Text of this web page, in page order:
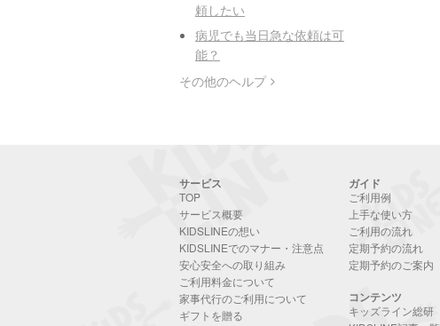
頼したい
病児でも当日急な依頼は可
能？
その他のヘルプ
サービス
TOP
サービス概要
KIDSLINEの想い
KIDSLINEでのマナー・注意点
安心安全への取り組み
ご利用料金について
家事代行のご利用について
ギフトを贈る
ガイド
ご利用例
上手な使い方
ご利用の流れ
定期予約の流れ
定期予約のご案内
コンテンツ
キッズライン総研